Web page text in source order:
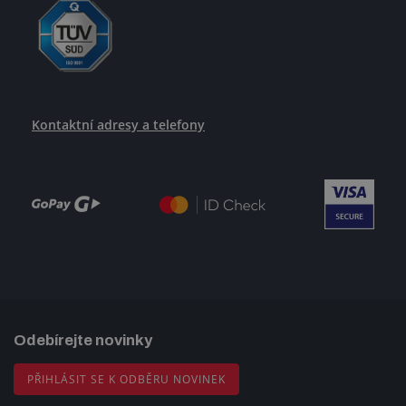
Kontaktní adresy a telefony
Odebírejte novinky
PŘIHLÁSIT SE K ODBĚRU NOVINEK